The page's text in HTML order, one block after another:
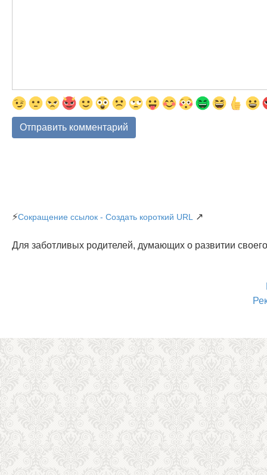
⚡Сокращение ссылок - Создать короткий URL ↗
Для заботливых родителей, думающих о развитии